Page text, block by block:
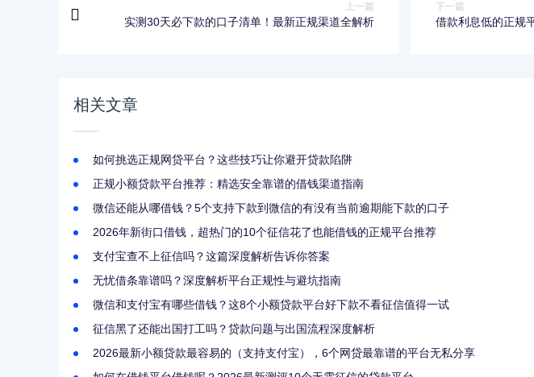
上一篇
实测30天必下款的口子清单！最新正规渠道全解析
下一篇
借款利息低的正规
相关文章
如何挑选正规网贷平台？这些技巧让你避开贷款陷阱
正规小额贷款平台推荐：精选安全靠谱的借钱渠道指南
微信还能从哪借钱？5个支持下款到微信的有没有当前逾期能下款的口子
2026年新街口借钱，超热门的10个征信花了也能借钱的正规平台推荐
支付宝查不上征信吗？这篇深度解析告诉你答案
无忧借条靠谱吗？深度解析平台正规性与避坑指南
微信和支付宝有哪些借钱？这8个小额贷款平台好下款不看征信值得一试
征信黑了还能出国打工吗？贷款问题与出国流程深度解析
2026最新小额贷款最容易的（支持支付宝），6个网贷最靠谱的平台无私分享